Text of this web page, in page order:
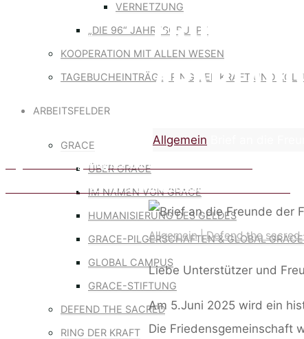
VERNETZUNG
„DIE 96“ JAHRESGRUPPE
KOOPERATION MIT ALLEN WESEN
TAGEBUCHEINTRÄGE: RING DER KRAFT UND
ARBEITSFELDER
GRACE
ÜBER GRACE
IM NAMEN VON GRACE
HUMANISIERUNG DES GELDES
GRACE-PILGERSCHAFTEN & GLOBAL
GLOBAL CAMPUS
GRACE-STIFTUNG
DEFEND THE SACRED
RING DER KRAFT
Home
Allgemein
Tagebucheintrag: Ring der Kraft vom 10. – 17. 03.2025
Kolumbienreise 2025 – über unseren Besuch beim Präsidenten
Allgemein | Defend the sacred
Liebe Unterstützer und
Am 5.Juni 2025 wird ein
Die Friedensgemeinschaft